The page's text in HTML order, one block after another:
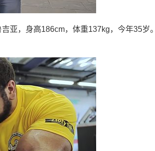
亚，身高186cm，体重137kg，今年35岁